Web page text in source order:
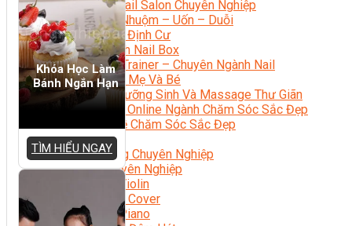
Quản Lý Nail Salon Chuyên Nghiệp
Kỹ Thuật Nhuộm – Uốn – Duỗi
Nail Salon Định Cư
Kinh Doanh Nail Box
Train The Trainer – Chuyên Ngành Nail
Chăm Sóc Mẹ Và Bé
Gội Đầu Dưỡng Sinh Và Massage Thư Giãn
Marketing Online Ngành Chăm Sóc Sắc Đẹp
Chuyên Đề Chăm Sóc Sắc Đẹp
Âm Nhạc
Nhạc Công Chuyên Nghiệp
Ca Sĩ Chuyên Nghiệp
Học Đàn Violin
Học Violin Cover
Học Đàn Piano
Khóa Học Làm
Bánh Ngắn Hạn
TÌM HIỂU NGAY